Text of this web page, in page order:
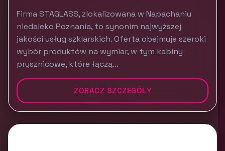
Firma STAGLASS, zlokalizowana w Napachaniu
niedaleko Poznania, to synonim najwyższej
jakości usług szklarskich. Oferta obejmuje szeroki
wybór produktów na wymiar, w tym kabiny
prysznicowe, które łączą...
ZOBACZ SZCZEGÓŁY